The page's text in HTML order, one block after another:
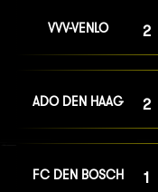
VVV-VENLO
ADO DEN HAAG
FC DEN BOSCH